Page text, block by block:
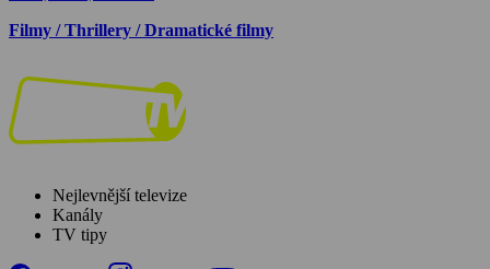
Filmy / Thrillery / Dramatické filmy
Nejlevnější televize
Kanály
TV tipy